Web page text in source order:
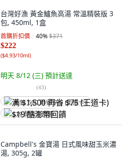
台灣好漁 黃金鱸魚高湯 常溫精裝版 3
包, 450ml, 1盒
首購折扣價 40%$371
$222
($4.93/10ml)
明天 8/12 (三) 預計送達
(43)
满 $1,500 再省 $75 (王道卡)
$19 酷澎幣回饋
Campbell's 金寶湯 日式風味甜玉米濃
湯, 305g, 2罐